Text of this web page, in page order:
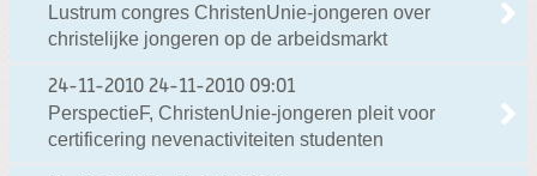
Lustrum congres ChristenUnie-jongeren over
christelijke jongeren op de arbeidsmarkt
24-11-2010 24-11-2010 09:01
PerspectieF, ChristenUnie-jongeren pleit voor
certificering nevenactiviteiten studenten